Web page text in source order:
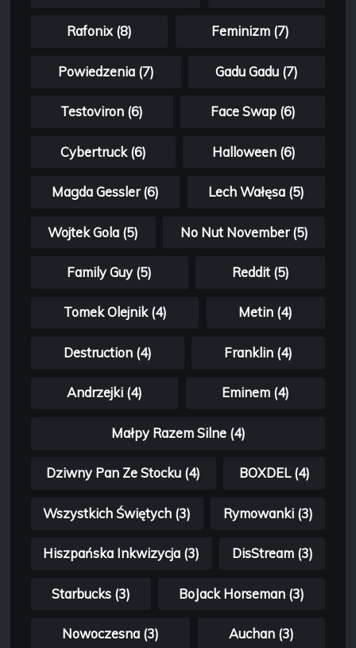
Rafonix (8) Feminizm (7)
Powiedzenia (7) Gadu Gadu (7)
Testoviron (6) Face Swap (6)
Cybertruck (6) Halloween (6)
Magda Gessler (6) Lech Wałęsa (5)
Wojtek Gola (5) No Nut November (5)
Family Guy (5) Reddit (5)
Tomek Olejnik (4) Metin (4)
Destruction (4) Franklin (4)
Andrzejki (4) Eminem (4)
Małpy Razem Silne (4)
Dziwny Pan Ze Stocku (4) BOXDEL (4)
Wszystkich Świętych (3) Rymowanki (3)
Hiszpańska Inkwizycja (3) DisStream (3)
Starbucks (3) BoJack Horseman (3)
Nowoczesna (3) Auchan (3)